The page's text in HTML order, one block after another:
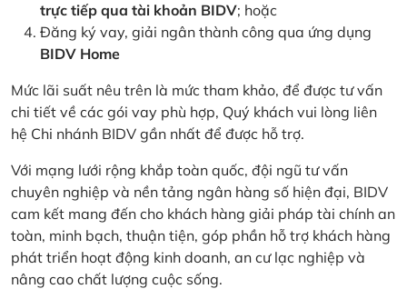
trực tiếp qua tài khoản BIDV; hoặc
Đăng ký vay, giải ngân thành công qua ứng dụng
BIDV Home
Mức lãi suất nêu trên là mức tham khảo, để được tư vấn
chi tiết về các gói vay phù hợp, Quý khách vui lòng liên
hệ Chi nhánh BIDV gần nhất để được hỗ trợ.
Với mạng lưới rộng khắp toàn quốc, đội ngũ tư vấn
chuyên nghiệp và nền tảng ngân hàng số hiện đại, BIDV
cam kết mang đến cho khách hàng giải pháp tài chính an
toàn, minh bạch, thuận tiện, góp phần hỗ trợ khách hàng
phát triển hoạt động kinh doanh, an cư lạc nghiệp và
nâng cao chất lượng cuộc sống.